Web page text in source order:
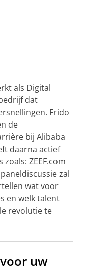
als Digital
dat
Frido
de
bij Alibaba
daarna actief
ZEEF.com
zal
wat voor
en welk talent
revolutie te
uw